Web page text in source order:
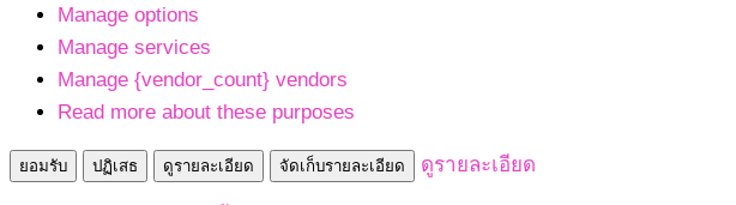
ตลาด
Manage options
Manage services
Manage {vendor_count} vendors
Read more about these purposes
ยอมรับ ปฏิเสธ ดูรายละเอียด จัดเก็บรายละเอียด ดูรายละเอียด